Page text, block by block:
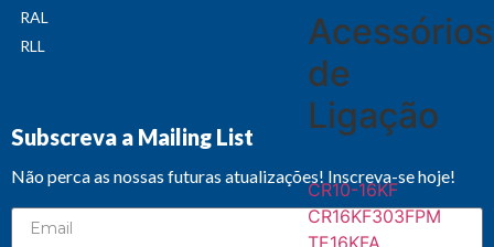
Acessórios
de
Ligação
CR10-16KF
CR16KF303FPM
TE16KFA
RAL
RLL
Subscreva a Mailing List
Não perca as nossas futuras atualizações! Inscreva-se hoje!